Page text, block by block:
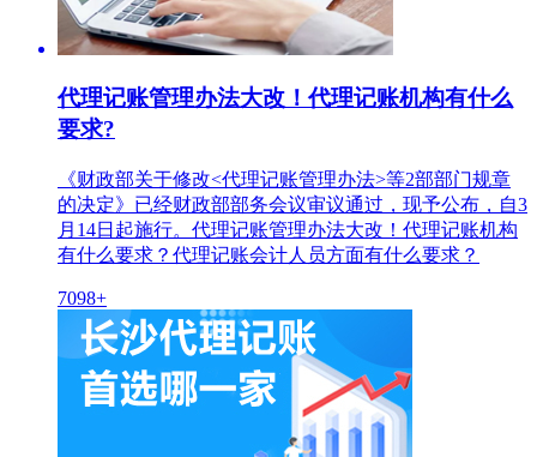
代理记账管理办法大改！代理记账机构有什么
要求?
《财政部关于修改<代理记账管理办法>等2部部门规章
的决定》已经财政部部务会议审议通过，现予公布，自3
月14日起施行。代理记账管理办法大改！代理记账机构
有什么要求？代理记账会计人员方面有什么要求？
7098+